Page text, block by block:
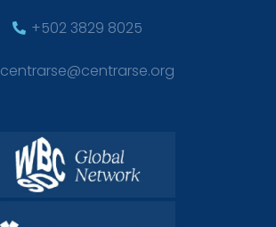
+502 3829 8025
centrarse@centrarse.org